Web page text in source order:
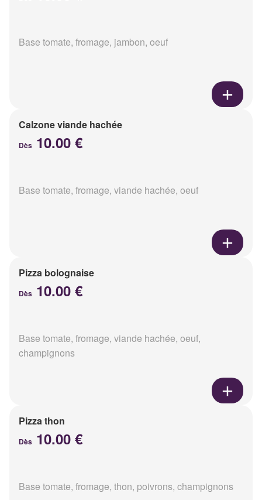
Base tomate, fromage, jambon, oeuf
Calzone viande hachée
Dès 10.00 €
Base tomate, fromage, viande hachée, oeuf
Pizza bolognaise
Dès 10.00 €
Base tomate, fromage, viande hachée, oeuf,
champignons
Pizza thon
Dès 10.00 €
Base tomate, fromage, thon, poivrons, champignons